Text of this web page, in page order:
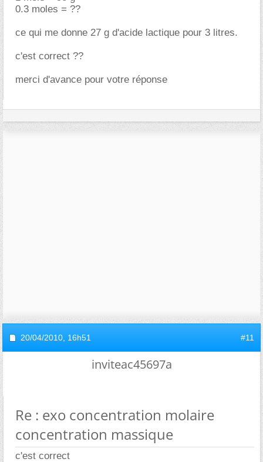
0.3 moles = ??
ce qui me donne 27 g d'acide lactique pour 3 litres.
c'est correct ??
merci d'avance pour votre réponse
20/04/2010, 16h51 #11
inviteac45697a
Re : exo concentration molaire
concentration massique
c'est correct